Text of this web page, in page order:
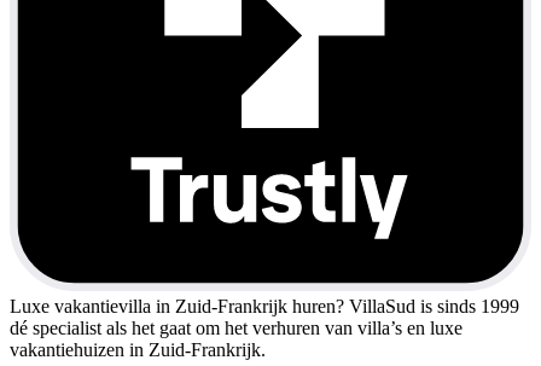
Luxe vakantievilla in Zuid-Frankrijk huren? VillaSud is sinds 1999
dé specialist als het gaat om het verhuren van villa’s en luxe
vakantiehuizen in Zuid-Frankrijk.